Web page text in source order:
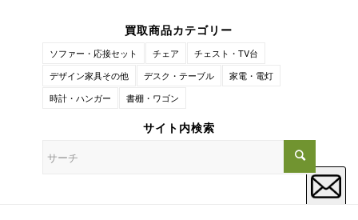
買取商品カテゴリー
ソファー・応接セット チェア
チェスト・TV台
デザイン家具その他
デスク・テーブル
家電・電灯
時計・ハンガー
書棚・ワゴン
サイト内検索